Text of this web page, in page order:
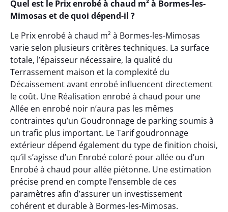
Quel est le Prix enrobé à chaud m² à Bormes-les-
Mimosas et de quoi dépend-il ?
Le Prix enrobé à chaud m² à Bormes-les-Mimosas
varie selon plusieurs critères techniques. La surface
totale, l’épaisseur nécessaire, la qualité du
Terrassement maison et la complexité du
Décaissement avant enrobé influencent directement
le coût. Une Réalisation enrobé à chaud pour une
Allée en enrobé noir n’aura pas les mêmes
contraintes qu’un Goudronnage de parking soumis à
un trafic plus important. Le Tarif goudronnage
extérieur dépend également du type de finition choisi,
qu’il s’agisse d’un Enrobé coloré pour allée ou d’un
Enrobé à chaud pour allée piétonne. Une estimation
précise prend en compte l’ensemble de ces
paramètres afin d’assurer un investissement
cohérent et durable à Bormes-les-Mimosas.